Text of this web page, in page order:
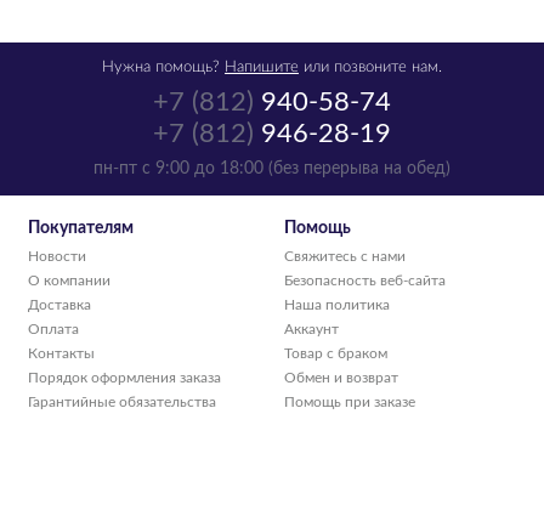
11 844 р.
нет в наличии
Картридж Canon EP-
83Bk
+7 (812) 940-58-74
+7 (812) 946-28-19
пн-пт с 9:00 до 18:00 (без перерыва на обед)
Нужна помощь? Напишите или позвоните нам.
Покупателям
Новости
О компании
Доставка
Оплата
Контакты
Порядок оформления заказа
Гарантийные обязательства
Помощь
Свяжитесь с нами
Безопасность веб-сайта
Наша политика
Аккаунт
Товар с браком
Обмен и возврат
Помощь при заказе